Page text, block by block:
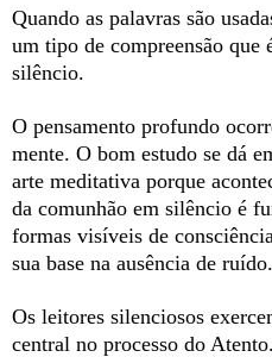
Quando as palavras são
um tipo de compreensão que
silêncio.
O pensamento profundo
mente. O bom estudo se dá
arte meditativa porque
da comunhão em silêncio é
formas visíveis de
sua base na ausência de ruído.
Os leitores silenciosos
central no processo do